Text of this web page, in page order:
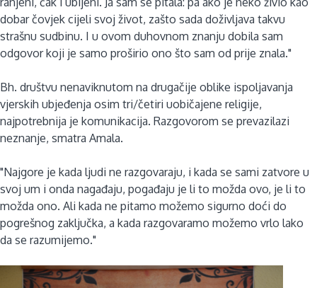
dobar čovjek cijeli svoj život, zašto sada doživljava takvu
strašnu sudbinu. I u ovom duhovnom znanju dobila sam
odgovor koji je samo proširio ono što sam od prije znala."
Bh. društvu nenaviknutom na drugačije oblike ispoljavanja
vjerskih ubjeđenja osim tri/četiri uobičajene religije,
najpotrebnija je komunikacija. Razgovorom se prevazilazi
neznanje, smatra Amala.
"Najgore je kada ljudi ne razgovaraju, i kada se sami zatvore u
svoj um i onda nagađaju, pogađaju je li to možda ovo, je li to
možda ono. Ali kada ne pitamo možemo sigurno doći do
pogrešnog zaključka, a kada razgovaramo možemo vrlo lako
da se razumijemo."